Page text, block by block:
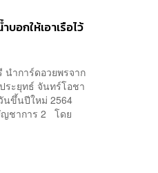
อกให้เอาเรือไว้
ำการ์ดอวยพรจาก
ระยุทธ์ จันทร์โอชา
นขึ้นปีใหม่ 2564
ญชาการ 2 โดย